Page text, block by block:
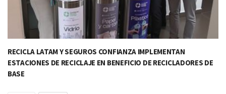
RECICLA LATAM Y SEGUROS CONFIANZA IMPLEMENTAN
ESTACIONES DE RECICLAJE EN BENEFICIO DE RECICLADORES DE
BASE​